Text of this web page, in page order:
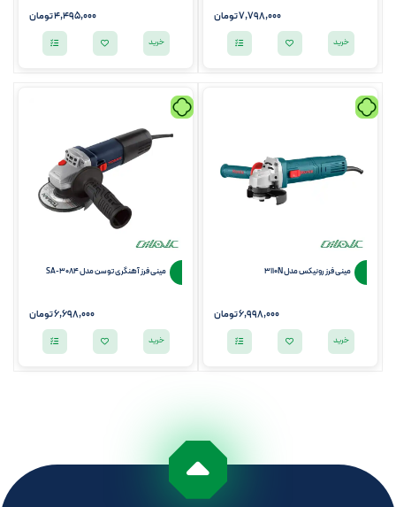
7,798,000تومان 4,495,000تومان
مینی فرز رونیکس مدل 3110N
6,998,000تومان
مینی فرز آهنگری توسن مدل 3084-SA
6,698,000تومان